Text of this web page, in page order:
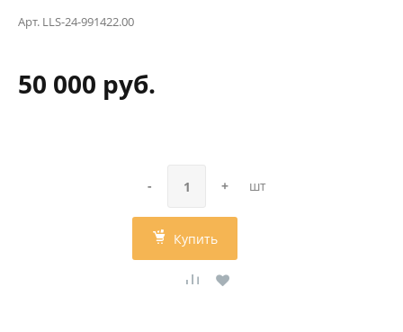
Арт. LLS-24-991422.00
50 000 руб.
- + шт
Купить